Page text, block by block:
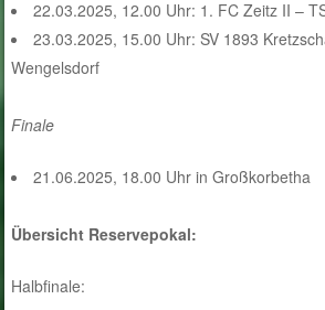
22.03.2025, 12.00 Uhr: 1. FC Zeitz II –
23.03.2025, 15.00 Uhr: SV 1893
Wengelsdorf
Finale
21.06.2025, 18.00 Uhr in Großkorbetha
Übersicht Reservepokal:
Halbfinale: